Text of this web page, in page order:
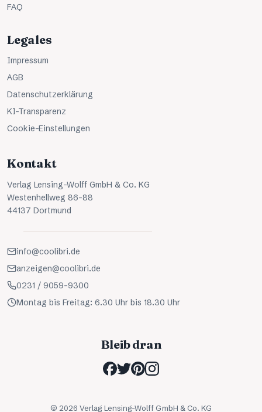
FAQ
Legales
Impressum
AGB
Datenschutzerklärung
KI-Transparenz
Cookie-Einstellungen
Kontakt
Verlag Lensing-Wolff GmbH & Co. KG
Westenhellweg 86-88
44137 Dortmund
info@coolibri.de
anzeigen@coolibri.de
0231 / 9059-9300
Montag bis Freitag: 6.30 Uhr bis 18.30 Uhr
Bleib dran
© 2026 Verlag Lensing-Wolff GmbH & Co. KG